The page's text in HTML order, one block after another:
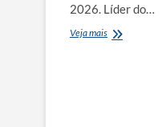
2026. Líder do…
Veja maisSaiba